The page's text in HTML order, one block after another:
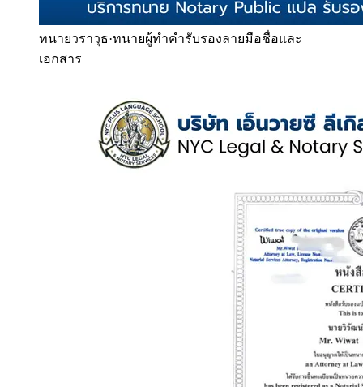
ทนายวราวุธ·ทนายผู้ทำคำรับรองลายมือชื่อและ
เอกสาร